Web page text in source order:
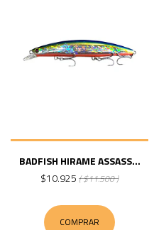
BADFISH HIRAME ASSASS...
$10.925 ( $11.500 )
COMPRAR